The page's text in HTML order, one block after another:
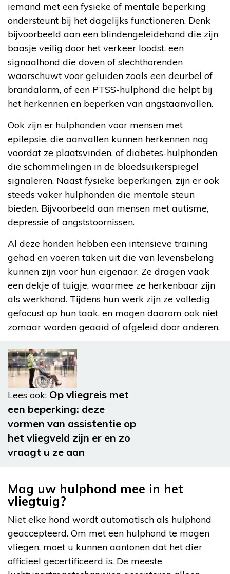
iemand met een fysieke of mentale beperking
ondersteunt bij het dagelijks functioneren. Denk
bijvoorbeeld aan een blindengeleidehond die zijn
baasje veilig door het verkeer loodst, een
signaalhond die doven of slechthorenden
waarschuwt voor geluiden zoals een deurbel of
brandalarm, of een PTSS-hulphond die helpt bij
het herkennen en beperken van angstaanvallen.
Ook zijn er hulphonden voor mensen met
epilepsie, die aanvallen kunnen herkennen nog
voordat ze plaatsvinden, of diabetes-hulphonden
die schommelingen in de bloedsuikerspiegel
signaleren. Naast fysieke beperkingen, zijn er ook
steeds vaker hulphonden die mentale steun
bieden. Bijvoorbeeld aan mensen met autisme,
depressie of angststoornissen.
Al deze honden hebben een intensieve training
gehad en voeren taken uit die van levensbelang
kunnen zijn voor hun eigenaar. Ze dragen vaak
een dekje of tuigje, waarmee ze herkenbaar zijn
als werkhond. Tijdens hun werk zijn ze volledig
gefocust op hun taak, en mogen daarom ook niet
zomaar worden geaaid of afgeleid door anderen.
Lees ook: Op vliegreis met
een beperking: deze
vormen van assistentie op
het vliegveld zijn er en zo
vraagt u ze aan
Mag uw hulphond mee in het
vliegtuig?
Niet elke hond wordt automatisch als hulphond
geaccepteerd. Om met een hulphond te mogen
vliegen, moet u kunnen aantonen dat het dier
officieel gecertificeerd is. De meeste